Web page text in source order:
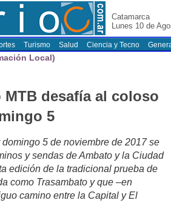
Catamarca
Lunes 10 de
Turismo Salud Ciencia y Tecno
Local)
MTB desafía al coloso
5
5 de noviembre de 2017 se
y sendas de Ambato y la Ciudad
edición de la tradicional prueba de
como Trasambato y que –en
camino entre la Capital y El